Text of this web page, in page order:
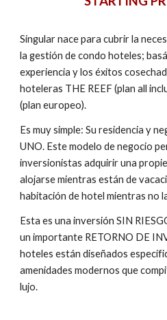
Singular nace para cubrir la
la gestión de condo hoteles;
experiencia y los éxitos
hoteleras THE REEF (plan all
(plan europeo).
Es muy simple: Su residencia y
UNO. Este modelo de negocio
inversionistas adquirir una
alojarse mientras están de
habitación de hotel mientras no
Esta es una inversión SIN
un importante RETORNO DE
hoteles están diseñados
amenidades modernos que
lujo.